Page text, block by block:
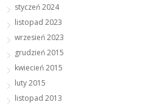
styczeń 2024
listopad 2023
wrzesień 2023
grudzień 2015
kwiecień 2015
luty 2015
listopad 2013